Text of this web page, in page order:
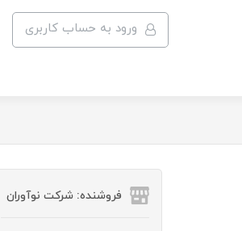
ورود به حساب کاربری
فروشنده: شرکت نوآوران